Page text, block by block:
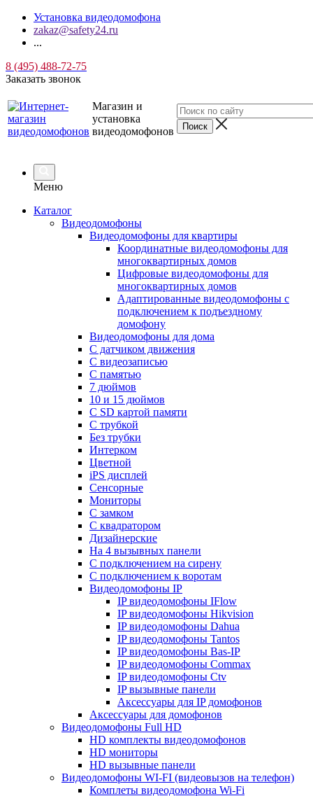
Установка видеодомофона
zakaz@safety24.ru
...
8 (495) 488-72-75
Заказать звонок
Магазин и
установка
видеодомофонов
Меню
Каталог
Видеодомофоны
Видеодомофоны для квартиры
Координатные видеодомофоны для
многоквартирных домов
Цифровые видеодомофоны для
многоквартирных домов
Адаптированные видеодомофоны с
подключением к подъездному
домофону
Видеодомофоны для дома
С датчиком движения
С видеозаписью
C памятью
7 дюймов
10 и 15 дюймов
С SD картой памяти
С трубкой
Без трубки
Интерком
Цветной
iPS дисплей
Сенсорные
Мониторы
С замком
C квадратором
Дизайнерские
На 4 вызывных панели
С подключением на сирену
С подключением к воротам
Видеодомофоны IP
IP видеодомофоны IFlow
IP видеодомофоны Hikvision
IP видеодомофоны Dahua
IP видеодомофоны Tantos
IP видеодомофоны Bas-IP
IP видеодомофоны Commax
IP видеодомофоны Ctv
IP вызывные панели
Аксессуары для IP домофонов
Аксессуары для домофонов
Видеодомофоны Full HD
HD комплекты видеодомофонов
HD мониторы
HD вызывные панели
Видеодомофоны WI-FI (видеовызов на телефон)
Комплеты видеодомофона Wi-Fi